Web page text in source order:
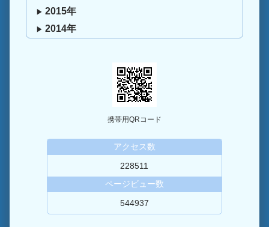
2015年
2014年
携帯用QRコード
アクセス数
228511
ページビュー数
544937